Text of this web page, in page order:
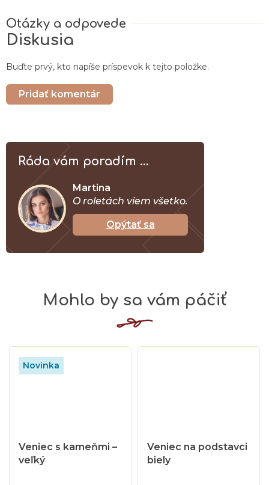
Novinka
Veniec s kameňmi –
veľký
Veniec na podstavci
biely
Diskusia
Buďte prvý, kto napíše príspevok k tejto položke.
Pridať komentár
Ráda vám poradím ...
Martina
O roletách viem všetko.
Opýtať sa